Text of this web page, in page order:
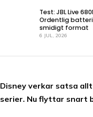
Test: JBL Live
Ordentlig
smidigt format
6 JUL, 2026
Disney verkar satsa
serier. Nu flyttar snart